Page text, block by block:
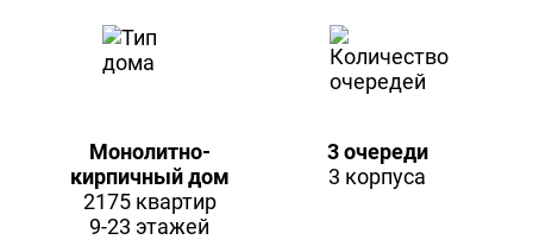
Монолитно-
кирпичный дом
2175 квартир
9-23 этажей
3 очереди
3 корпуса